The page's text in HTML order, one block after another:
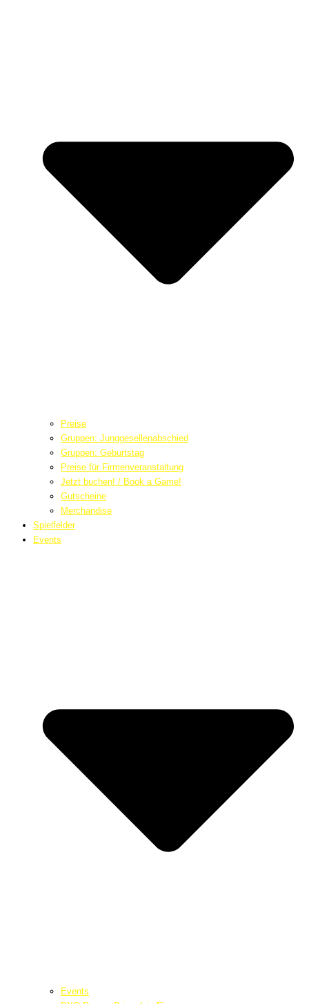
Preise
Gruppen: Junggesellenabschied
Gruppen: Geburtstag
Preise für Firmenveranstaltung
Jetzt buchen! / Book a Game!
Gutscheine
Merchandise
Spielfelder
Events
Events